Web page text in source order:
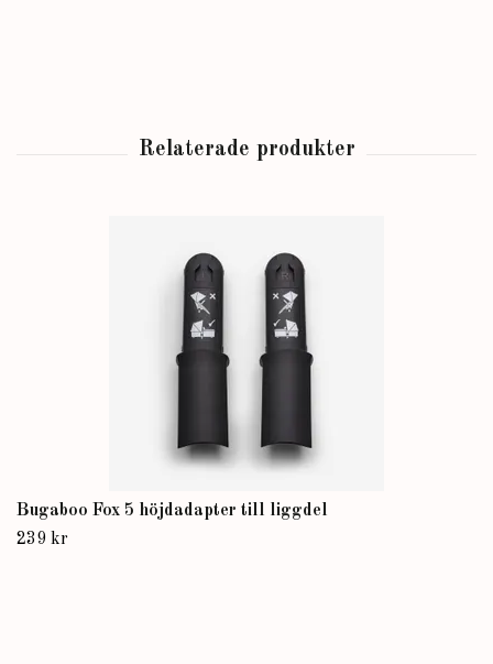
Bugaboo Fox 5 höjdadapter till liggdel
239 kr